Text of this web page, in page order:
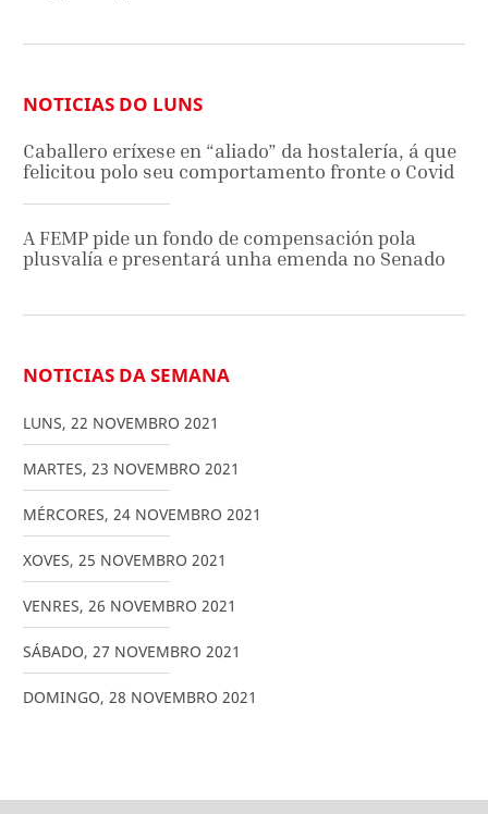
NOTICIAS DO LUNS
Caballero eríxese en “aliado” da hostalería, á que
felicitou polo seu comportamento fronte o Covid
A FEMP pide un fondo de compensación pola
plusvalía e presentará unha emenda no Senado
NOTICIAS DA SEMANA
LUNS, 22 NOVEMBRO 2021
MARTES, 23 NOVEMBRO 2021
MÉRCORES, 24 NOVEMBRO 2021
XOVES, 25 NOVEMBRO 2021
VENRES, 26 NOVEMBRO 2021
SÁBADO, 27 NOVEMBRO 2021
DOMINGO, 28 NOVEMBRO 2021